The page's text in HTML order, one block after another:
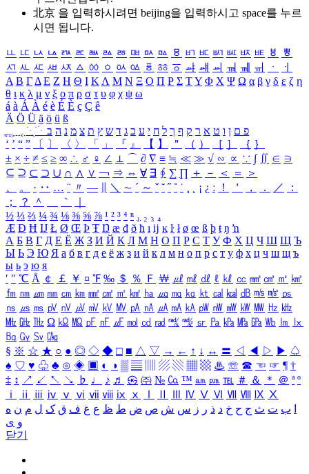
北京 을 입력하시려면 beijing을 입력하시고 space를 누르
시면 됩니다.
ㅥ ㅦ ㅧ ㅨ ㅩ ㅪ ㅫ ㅬ ㅭ ㅮ ㅯ ㅰ ㅱ ㅲ ㅳ ㅴ ㅵ ㅶ ㅷ ㅸ
ㅹ
ㅺ ㅻ ㅼ ㅽ ㅾ ㅿ ㆀ ㆁ ㆂ ㆃ ㆄ ㆅ ㆆ ㆇ ㆈ ㆉ ㆊ ㆋ ㆌ ㆍ
ㆎ
Α Β ΓΔ Ε Ζ Η Θ Ι ΚΛ Μ Ν Ξ Ο Π Ρ Σ ΤΥ Φ Χ Ψ Ω α β γ δ ε ζ η
θ ι κ λ μ ν ξ ο π ρ σ τ υ φ χ ψ ω
á à Á À é è É È ç Ç ê
Ä Ö Ü ä ö ü ß
ִֶֹ ֻּ ׁׂ פ ם ן ו ט א ר ק ף ך ל ח י ע כ ג ד ש ץ ת צ מ נ ה ב
‘ ’ “ ” 〔 〕 〈 〉 「 」 『 』 【 】 ＂ （ ） ［ ］ ｛ ｝
± × ÷ ≠ ≤ ≥ ∞ ∴ ♂ ♀ ∠ ⊥ ⌒ ∂ ∇ ≡ ≒ ≪ ≫ √ ∽ ∝ ∵ ∫ ∬ ∈ ∋
⊆ ⊇ ⊂ ⊃ ∪ ∩ ∧ ∨ ￢ ⇒ ⇔ ∀ ∃ ∮ ∑ ∏ ＋ － ＜ ＝
＞
、
。 · ‥ … ¨ 〃 ― ＼ ∼ ´ ～ ˇ ˘ ˝ ˚ ˙ ¸ ¡ ¿ ː ！ ＇ ， ． ／
：
；
？ ＾ ｀
½ ⅓ ⅔ ¼ ¾ ⅛ ⅜ ⅝ ⅞ ¹ ² ³ ⁴ ⁿ ₁ ₂ ₃ ₄
Æ Ð Ħ Ĳ Ł Ø Œ Þ Ŧ Ŋ æ đ ð ħ ı ĳ ĸ ŀ ł ø œ ß þ ŧ ŋ ŉ
А Б В Г Д Е Ё Ж З И Й К Л М Н О П Р С Т У Ф Х Ц Ч Ш Щ Ъ
Ы Ь Э Ю Я а б в г д е ё ж з и й к л м н о п р с т у ф х ц ч ш щ ъ
ы ь э ю я
′ ″ ℃ Å ￠ ￡ ￥ ¤ ℉ ‰ ＄ ％ Ｆ ￦ ㎕ ㎖ ㎗ ℓ ㎘ ㏄ ㎣ ㎤ ㎥ ㎦
㎙ ㎚ ㎛ ㎜ ㎝ ㎞ ㎟ ㎠ ㎡ ㎢ ㏊ ㎍ ㎎ ㎏ ㏏ ㎈ ㎉ ㏈ ㎧ ㎨ ㎰
㎱ ㎲ ㎳ ㎴ ㎵ ㎶ ㎷ ㎸ ㎹ ㎀ ㎁ ㎂ ㎃ ㎄ ㎺ ㎻ ㎽ ㎾ ㎿ ㎐ ㎑
㎒ ㎓ ㎔ Ω ㏀ ㏁ ㎊ ㎋ ㎌ ㏖ ㏅ ㎭ ㎮ ㎯ ㏛ ㎩ ㎪ ㎫ ㎬ ㏝ ㏐
㏓
㏃ ㏉ ㏜ ㏆
§ ※ ☆ ★ ○ ● ◎ ◇ ◆ □ ■ △ ▽ → ← ↑ ↓ ↔ 〓 ◁ ◀ ▷ ▶ ♤
♠ ♡ ♥ ♧ ♣ ⊙ ◈ ▣ ◐ ◑ ▒ ▤ ▨ ▧ ▦ ▩ ♨ ☏ ☎ ☜ ☞ ¶ †
‡ ↕ ↗ ↙ ↖ ↘ ♭ ♩ ♪ ♬ ㉿ ㈜ № ㏇ ™ ㏂ ㏘ ℡ ＃ ＆ ＊ ＠ ª º
ⅰ
ⅱ ⅲ ⅳ ⅴ ⅵ ⅶ ⅷ ⅸ ⅹ Ⅳ Ⅴ Ⅵ Ⅶ Ⅷ Ⅸ Ⅹ
ب ت ث ج ح خ د ذ ر ز س ش ص ض ط ظ ع غ ف ق ک ل م ن ه
و ی
닫기